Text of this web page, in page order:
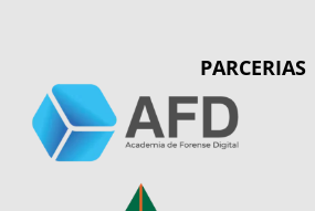
PARCERIAS